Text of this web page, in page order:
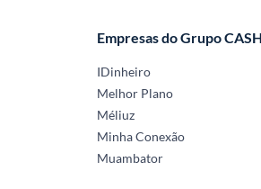
Empresas do Grupo
IDinheiro
Melhor Plano
Méliuz
Minha Conexão
Muambator